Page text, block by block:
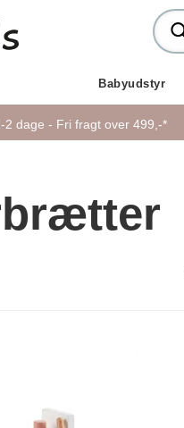
Babyudstyr
2 dage - Fri fragt over 499,-*